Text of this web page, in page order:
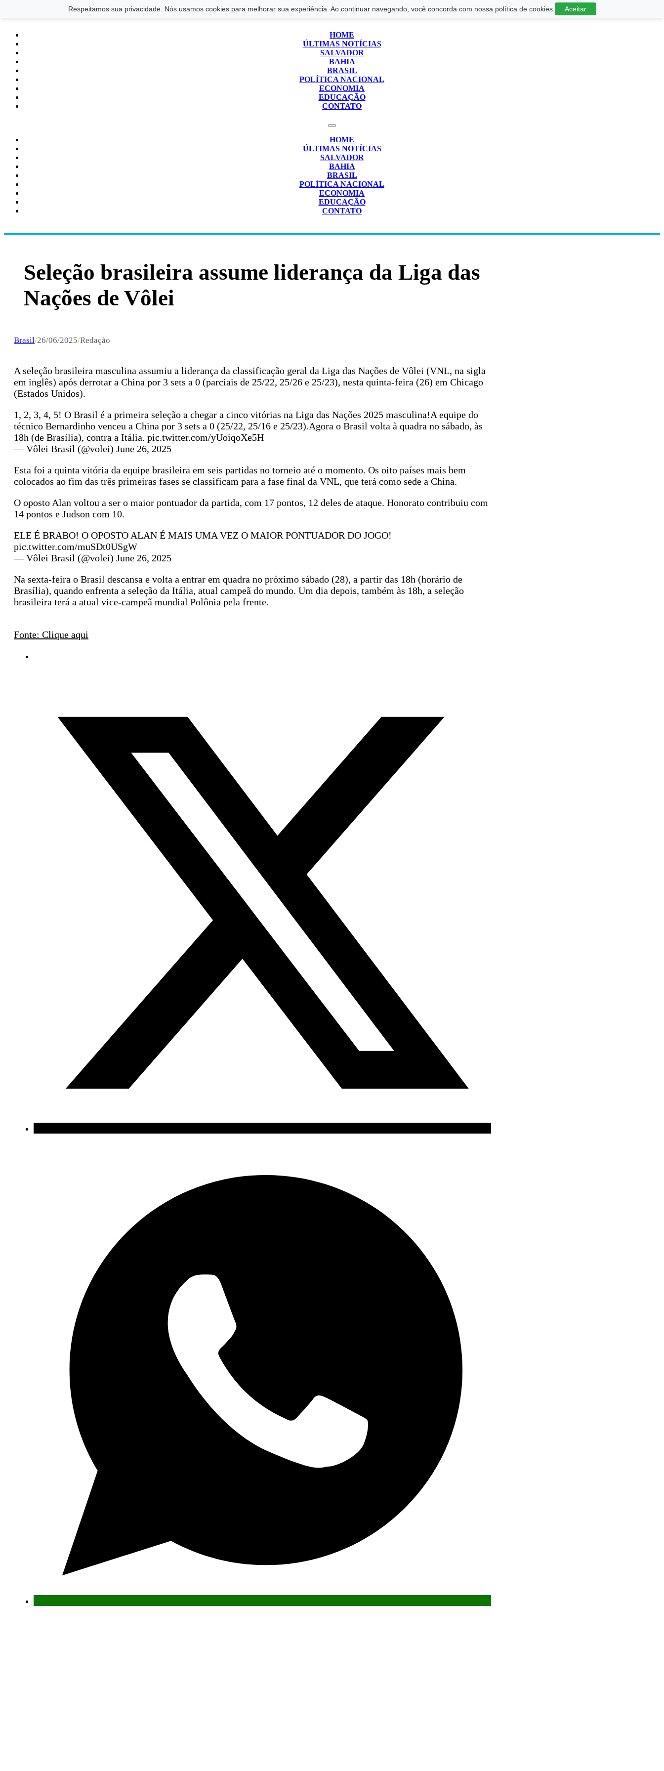
Respeitamos sua privacidade. Nós usamos cookies para melhorar sua experiência. Ao continuar navegando, você concorda com nossa política de cookies. Aceitar
Saltar para o conteúdo principal Ir para o footer
HOME
ÚLTIMAS NOTÍCIAS
SALVADOR
BAHIA
BRASIL
POLÍTICA NACIONAL
ECONOMIA
EDUCAÇÃO
CONTATO
HOME
ÚLTIMAS NOTÍCIAS
SALVADOR
BAHIA
BRASIL
POLÍTICA NACIONAL
ECONOMIA
EDUCAÇÃO
CONTATO
Seleção brasileira assume liderança da Liga das
Nações de Vôlei
Brasil/26/06/2025/Redação
A seleção brasileira masculina assumiu a liderança da classificação geral da Liga das Nações de Vôlei (VNL, na sigla
em inglês) após derrotar a China por 3 sets a 0 (parciais de 25/22, 25/26 e 25/23), nesta quinta-feira (26) em Chicago
(Estados Unidos).
1, 2, 3, 4, 5! O Brasil é a primeira seleção a chegar a cinco vitórias na Liga das Nações 2025 masculina!A equipe do
técnico Bernardinho venceu a China por 3 sets a 0 (25/22, 25/16 e 25/23).Agora o Brasil volta à quadra no sábado, às
18h (de Brasília), contra a Itália. pic.twitter.com/yUoiqoXe5H
— Vôlei Brasil (@volei) June 26, 2025
Esta foi a quinta vitória da equipe brasileira em seis partidas no torneio até o momento. Os oito países mais bem
colocados ao fim das três primeiras fases se classificam para a fase final da VNL, que terá como sede a China.
O oposto Alan voltou a ser o maior pontuador da partida, com 17 pontos, 12 deles de ataque. Honorato contribuiu com
14 pontos e Judson com 10.
ELE É BRABO! O OPOSTO ALAN É MAIS UMA VEZ O MAIOR PONTUADOR DO JOGO!
pic.twitter.com/muSDt0USgW
— Vôlei Brasil (@volei) June 26, 2025
Na sexta-feira o Brasil descansa e volta a entrar em quadra no próximo sábado (28), a partir das 18h (horário de
Brasília), quando enfrenta a seleção da Itália, atual campeã do mundo. Um dia depois, também às 18h, a seleção
brasileira terá a atual vice-campeã mundial Polônia pela frente.
Fonte: Clique aqui